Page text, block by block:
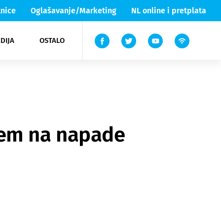
Oglašavanje/Marketing NL online i pretplata
OSTALO
Lika & Senj
TV
na napade